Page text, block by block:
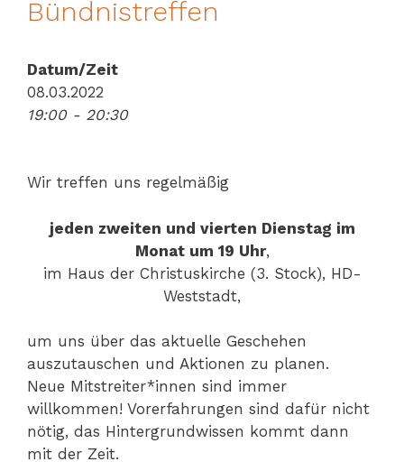
Bündnistreffen
Datum/Zeit
08.03.2022
19:00 - 20:30
Wir treffen uns regelmäßig
jeden zweiten und vierten Dienstag im
Monat um 19 Uhr,
im Haus der Christuskirche (3. Stock), HD-
Weststadt,
um uns über das aktuelle Geschehen
auszutauschen und Aktionen zu planen.
Neue Mitstreiter*innen sind immer
willkommen! Vorerfahrungen sind dafür nicht
nötig, das Hintergrundwissen kommt dann
mit der Zeit.